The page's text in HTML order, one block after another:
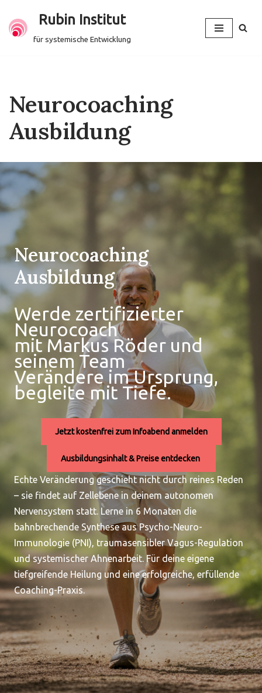
Zum
Rubin Institut
für systemische Entwicklung
Neurocoaching
Ausbildung
Neurocoaching
Ausbildung
Werde zertifizierter
Neurocoach
mit Markus Röder und
seinem Team
Verändere im Ursprung,
begleite mit Tiefe.
Jetzt kostenfrei zum Infoabend anmelden
Ausbildungsinhalt & Preise entdecken
Echte Veränderung geschieht nicht durch reines Reden
– sie findet auf Zellebene in deinem autonomen
Nervensystem statt. Lerne in 6 Monaten die
bahnbrechende Synthese aus Psycho-Neuro-
Immunologie (PNI), traumasensibler Vagus-Regulation
und systemischer Ahnenarbeit. Für deine eigene
tiefgreifende Heilung und eine erfolgreiche, erfüllende
Coaching-Praxis.